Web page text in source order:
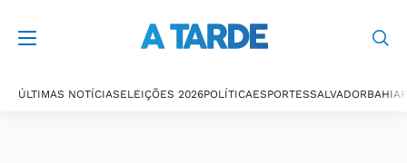
ÚLTIMAS NOTÍCIASELEIÇÕES 2026POLÍTICAESPORTESSALVADORBAHIA